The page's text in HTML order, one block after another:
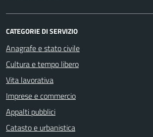
CATEGORIE DI SERVIZIO
Anagrafe e stato civile
Cultura e tempo libero
Vita lavorativa
Imprese e commercio
Appalti pubblici
Catasto e urbanistica